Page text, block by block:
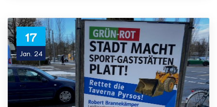
17
Jan. 24